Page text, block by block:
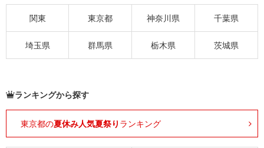
関東 東京都 神奈川県 千葉県
埼玉県 群馬県 栃木県 茨城県
ランキングから探す
東京都の夏休み人気夏祭り ランキング